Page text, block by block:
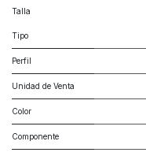
Talla
Tipo
Perfil
Unidad de Venta
Color
Componente